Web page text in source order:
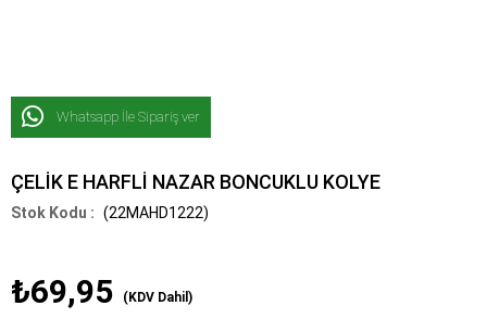
Whatsapp İle Sipariş ver
ÇELİK E HARFLİ NAZAR BONCUKLU KOLYE
(22MAHD1222)
₺69,95 (KDV Dahil)